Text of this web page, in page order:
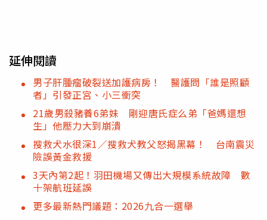
延伸閱讀
男子肝腫瘤破裂送加護病房！ 醫護問「誰是照顧
者」引發正宮、小三衝突
21歲男殺豬養6弟妹 剛迎唐氏症么弟「爸媽還想
生」他壓力大到崩潰
搜救犬水很深1／搜救犬教父怒揭黑幕！ 台南震災
險誤黃金救援
3天內第2起！羽田機場又傳出大規模系統故障 數
十架航班延誤
更多最新熱門議題：2026九合一選舉